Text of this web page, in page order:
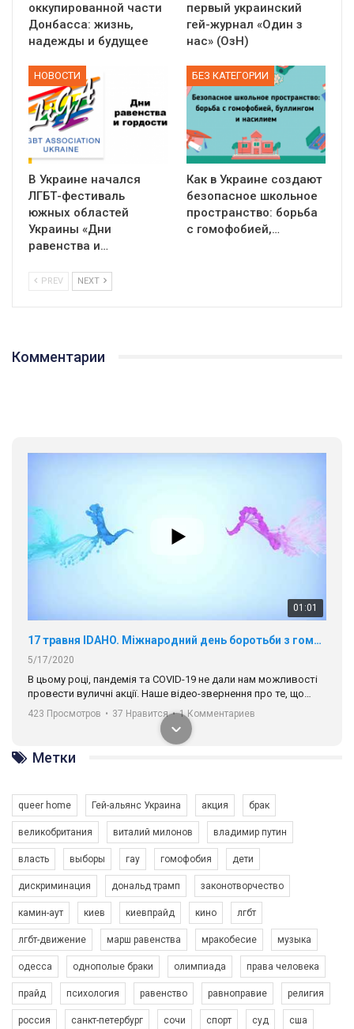
оккупированной части
Донбасса: жизнь,
надежды и будущее
первый украинский
гей-журнал «Один з
нас» (ОзН)
НОВОСТИ
В Украине начался
ЛГБТ-фестиваль
южных областей
Украины «Дни
равенства и…
БЕЗ КАТЕГОРИИ
Как в Украине создают
безопасное школьное
пространство: борьба
с гомофобией,…
PREV NEXT
Комментарии
01:01
17 травня IDAHO. Міжнародний день боротьби з гомофобією трансфобією і біфобія.
5/17/2020
В цьому році, пандемія та COVІD-19 не дали нам можливості
провести вуличні акції. Наше відео-звернення про те, що
навіть коли ми у різних містах та не можемо зустрінеться, ми
разом. Ми закликаємо всіх хто поділяє цінності рівності та
солідарності, приєднатися до нас. Регіональні підрозділи
ГАУ є в 16 областях України.
Разом наш голос лунає гучніше!
423 Просмотров • 37 Нравится • 1 Комментариев
Зупинимо насильство проти ЛГБТ в Україні! Stop violence against LGBT in Ukraine!
6/30/2017
Емоційний та вражаючий промо-ролік на конкурс PACT, який
представляє програму "Гей-альянс Україна" з протидії
насильству проти ЛГБТ в Україні.
1.9K Просмотров • 226 Нравится • 5 Комментариев
Метки
queer home Гей-альянс Украина акция брак
великобритания виталий милонов владимир путин
власть выборы гау гомофобия дети
дискриминация дональд трамп законотворчество
камин-аут киев киевпрайд кино лгбт
лгбт-движение марш равенства мракобесие музыка
одесса однополые браки олимпиада права человека
прайд психология равенство равноправие религия
россия санкт-петербург сочи спорт суд сша